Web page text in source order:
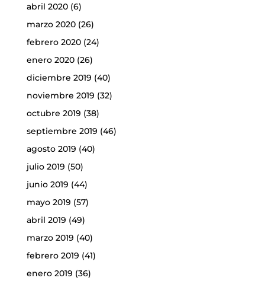
abril 2020(6)
marzo 2020(26)
febrero 2020(24)
enero 2020(26)
diciembre 2019 (40)
noviembre 2019 (32)
octubre 2019 (38)
septiembre 2019 (46)
agosto 2019 (40)
julio 2019 (50)
junio 2019 (44)
mayo 2019 (57)
abril 2019 (49)
marzo 2019 (40)
febrero 2019 (41)
enero 2019 (36)